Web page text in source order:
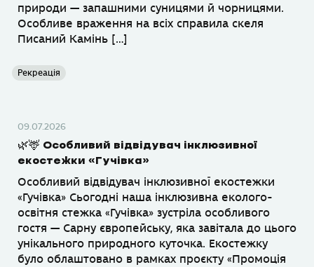
природи — запашними суницями й чорницями.
Особливе враження на всіх справила скеля
Писаний Камінь […]
Рекреація
09.07.2026
🌿🦌 Особливий відвідувач інклюзивної
екостежки «Гучівка»
Особливий відвідувач інклюзивної екостежки
«Гучівка» Сьогодні наша інклюзивна еколого-
освітня стежка «Гучівка» зустріла особливого
гостя — Сарну європейську, яка завітала до цього
унікального природного куточка. Екостежку
було облаштовано в рамках проєкту «Промоція